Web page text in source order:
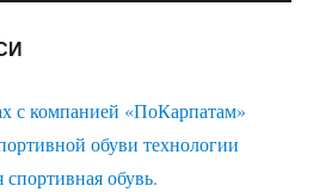
с компанией «ПоКарпатам»
обуви технологии
обувь.